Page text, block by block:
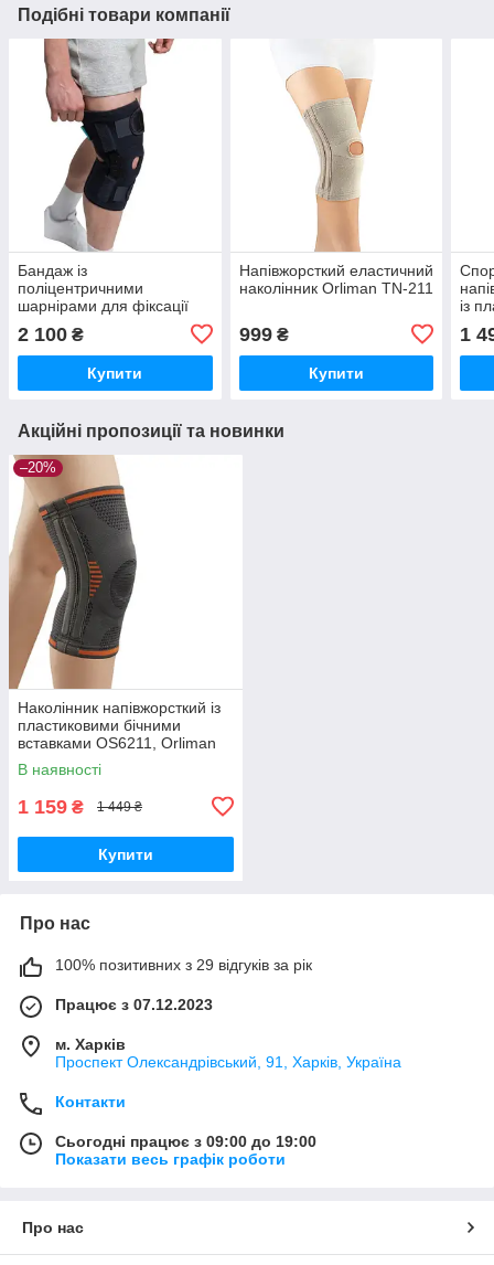
Подібні товари компанії
Бандаж із
поліцентричними
шарнірами для фіксації
Реабілітімед К-1ПШ
COMFORT графітовий
2 100 ₴
Купити
Напівжорсткий еластичний
наколінник Orliman TN-211
999₴
Купити
із
1
Акційні пропозиції та новинки
–20%
Наколінник напівжорсткий із
пластиковими бічними
вставками OS6211, Orliman
В наявності
1 159 ₴ 1 449 ₴
Купити
Про нас
100% позитивних з 29 відгуків за рік
Працює з 07.12.2023
м. Харків
Проспект Олександрівський, 91, Харків, Україна
Контакти
Сьогодні працює з 09:00 до 19:00
Показати весь графік роботи
Про нас